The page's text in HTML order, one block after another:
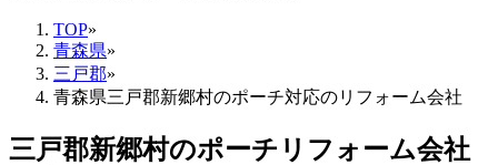
TOP»
青森県»
三戸郡»
青森県三戸郡新郷村のポーチ対応のリフォーム会社
三戸郡新郷村のポーチリフォーム会社